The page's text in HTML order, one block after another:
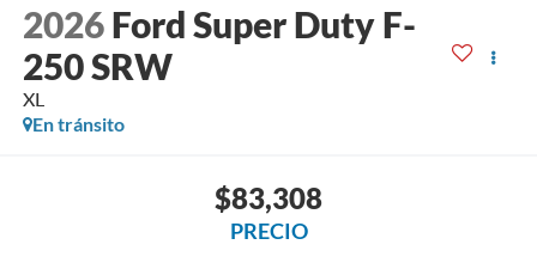
2026 Ford Super Duty F-
250 SRW
XL
En tránsito
$83,308
PRECIO